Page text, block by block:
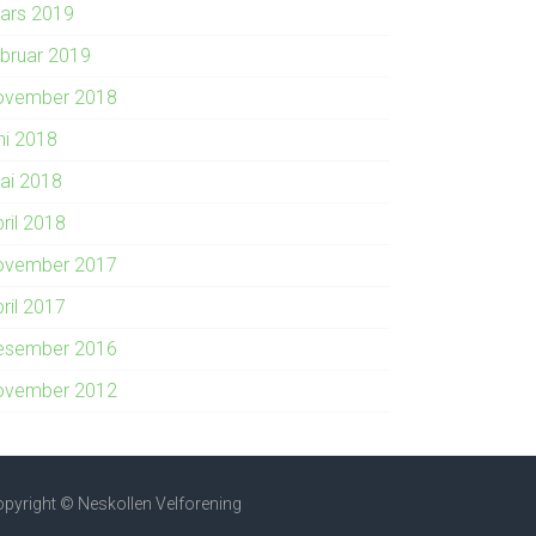
2019
2019
2018
2018
2018
2018
2017
2017
2016
2012
© Neskollen Velforening